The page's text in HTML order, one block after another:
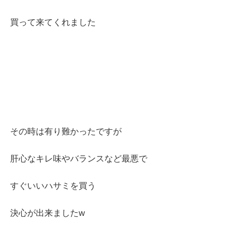
買って来てくれました
その時は有り難かったですが
肝心なキレ味やバランスなど最悪で
すぐいいハサミを買う
決心が出来ましたw